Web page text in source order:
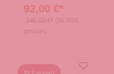
92,00 €*
145,00 €* (36.55%
gespart)
86 € gespart